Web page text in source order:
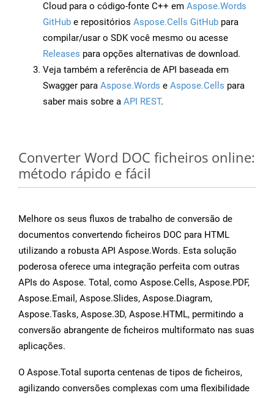
Cloud para o código-fonte C++ em Aspose.Words
GitHub e repositórios Aspose.Cells GitHub para
compilar/usar o SDK você mesmo ou acesse
Releases para opções alternativas de download.
Veja também a referência de API baseada em
Swagger para Aspose.Words e Aspose.Cells para
saber mais sobre a API REST.
Converter Word DOC ficheiros online:
método rápido e fácil
Melhore os seus fluxos de trabalho de conversão de
documentos convertendo ficheiros DOC para HTML
utilizando a robusta API Aspose.Words. Esta solução
poderosa oferece uma integração perfeita com outras
APIs do Aspose. Total, como Aspose.Cells, Aspose.PDF,
Aspose.Email, Aspose.Slides, Aspose.Diagram,
Aspose.Tasks, Aspose.3D, Aspose.HTML, permitindo a
conversão abrangente de ficheiros multiformato nas suas
aplicações.
O Aspose.Total suporta centenas de tipos de ficheiros,
agilizando conversões complexas com uma flexibilidade